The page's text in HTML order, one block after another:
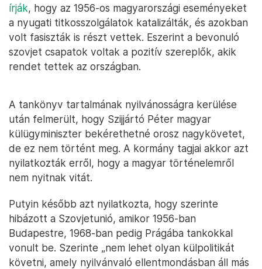
írják, hogy az 1956-os magyarországi eseményeket
a nyugati titkosszolgálatok katalizálták, és azokban
volt fasiszták is részt vettek. Eszerint a bevonuló
szovjet csapatok voltak a pozitív szereplők, akik
rendet tettek az országban.
A tankönyv tartalmának nyilvánosságra kerülése
után felmerült, hogy Szijjártó Péter magyar
külügyminiszter bekérethetné orosz nagykövetet,
de ez nem történt meg. A kormány tagjai akkor azt
nyilatkozták erről, hogy a magyar történelemről
nem nyitnak vitát.
Putyin később azt nyilatkozta, hogy szerinte
hibázott a Szovjetunió, amikor 1956-ban
Budapestre, 1968-ban pedig Prágába tankokkal
vonult be. Szerinte „nem lehet olyan külpolitikát
követni, amely nyilvánvaló ellentmondásban áll más